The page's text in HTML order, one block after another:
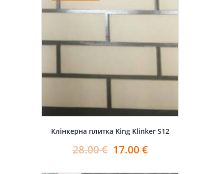
Клінкерна плитка King Klinker S12
28.00€ 17.00 €